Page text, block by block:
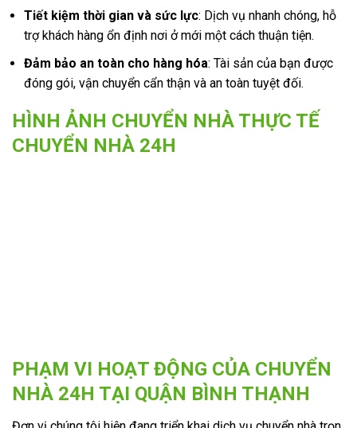
Tiết kiệm thời gian và sức lực: Dịch vụ nhanh chóng, hỗ
trợ khách hàng ổn định nơi ở mới một cách thuận tiện.
Đảm bảo an toàn cho hàng hóa: Tài sản của bạn được
đóng gói, vận chuyển cẩn thận và an toàn tuyệt đối.
HÌNH ẢNH CHUYỂN NHÀ THỰC TẾ
CHUYỂN NHÀ 24H
PHẠM VI HOẠT ĐỘNG CỦA CHUYỂN
NHÀ 24H TẠI QUẬN BÌNH THẠNH